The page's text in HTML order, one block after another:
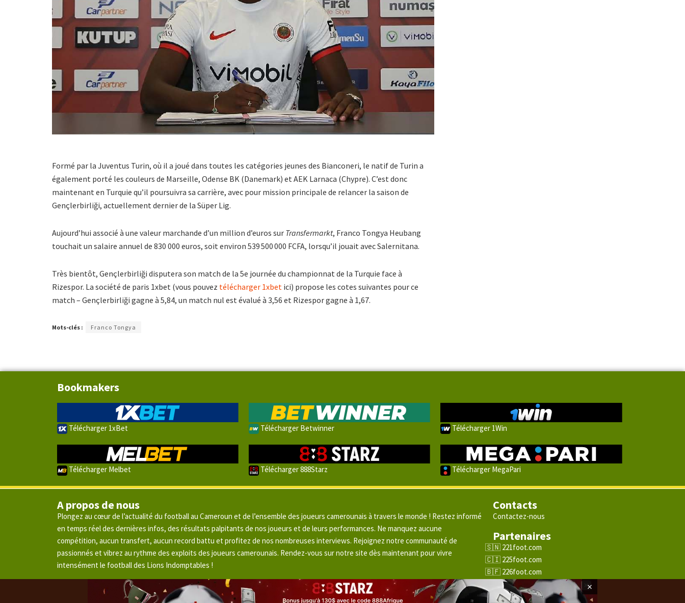
Formé par la Juventus Turin, où il a joué dans toutes les catégories jeunes des Bianconeri, le natif de Turin a
également porté les couleurs de Marseille, Odense BK (Danemark) et AEK Larnaca (Chypre). C’est donc
maintenant en Turquie qu’il poursuivra sa carrière, avec pour mission principale de relancer la saison de
Gençlerbirliği, actuellement dernier de la Süper Lig.
Aujourd’hui associé à une valeur marchande d’un million d’euros sur Transfermarkt, Franco Tongya Heubang
touchait un salaire annuel de 830 000 euros, soit environ 539 500 000 FCFA, lorsqu’il jouait avec Salernitana.
Très bientôt, Gençlerbirliği disputera son match de la 5e journée du championnat de la Turquie face à
Rizespor. La société de paris 1xbet (vous pouvez télécharger 1xbet ici) propose les cotes suivantes pour ce
match – Gençlerbirliği gagne à 5,84, un match nul est évalué à 3,56 et Rizespor gagne à 1,67.
Mots-clés : Franco Tongya
Bookmakers
Télécharger 1xBet Télécharger Betwinner Télécharger 1Win
Télécharger Melbet Télécharger 888Starz Télécharger MegaPari
A propos de nous
Plongez au cœur de l’actualité du football au Cameroun et de l’ensemble des joueurs camerounais à travers le monde ! Restez informé
en temps réel des dernières infos, des résultats palpitants de nos joueurs et de leurs performances. Ne manquez aucune
compétition, aucun transfert, aucun record battu et profitez de nos nombreuses interviews. Rejoignez notre communauté de
passionnés et vibrez au rythme des exploits des joueurs camerounais. Rendez-vous sur notre site dès maintenant pour vivre
intensément le football des Lions Indomptables !
Contacts
Contactez-nous
Partenaires
221foot.com
225foot.com
226foot.com
228foot.com
229foot.com
×